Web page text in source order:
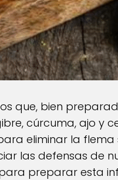
que, bien
cúrcuma, ajo y
eliminar la
las defensas de
preparar esta